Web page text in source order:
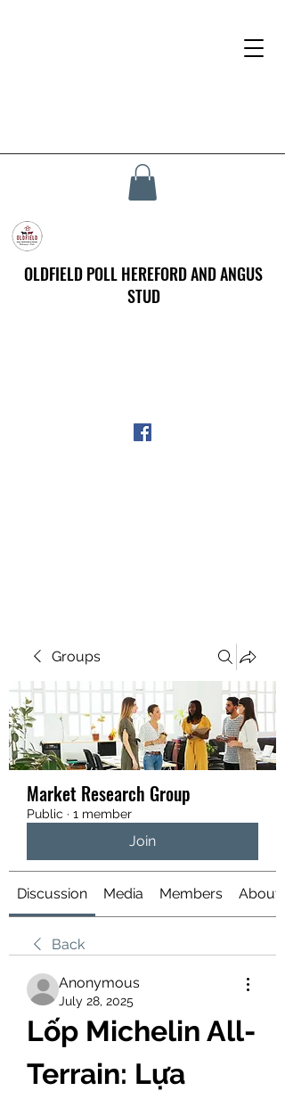
OLDFIELD POLL HEREFORD AND ANGUS
STUD
Groups
Market Research Group
Public · 1 member
Join
Discussion Media Members About
Back
Anonymous
July 28, 2025
Lốp Michelin All-
Terrain: Lựa